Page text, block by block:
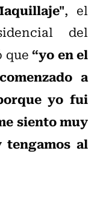
, el
del
que“yo en el
a
yo fui
siento muy
tengamos al